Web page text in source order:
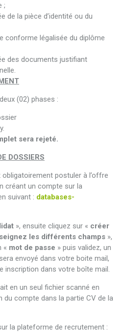
;
de la pièce d’identité ou du
conforme légalisée du diplôme
des documents justifiant
(02) phases :
sera rejeté.
DOSSIERS
postuler à l’offre
créant un compte sur la
suivant : databases-
», ensuite cliquez sur « créer
les différents champs »,
« mot de passe » puis validez, un
envoyé dans votre boite mail,
inscription dans votre boîte mail.
en un seul fichier scanné en
du compte dans la partie CV de la
la plateforme de recrutement :